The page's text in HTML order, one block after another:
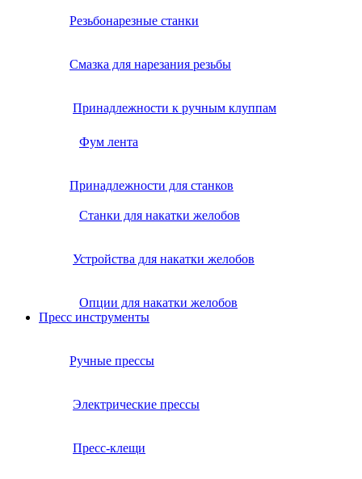
Резьбонарезные станки
Смазка для нарезания резьбы
Принадлежности к ручным клуппам
Фум лента
Принадлежности для станков
Станки для накатки желобов
Устройства для накатки желобов
Опции для накатки желобов
Пресс инструменты
Ручные прессы
Электрические прессы
Пресс-клещи